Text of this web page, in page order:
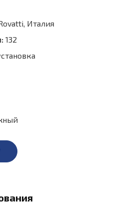
Италия
132